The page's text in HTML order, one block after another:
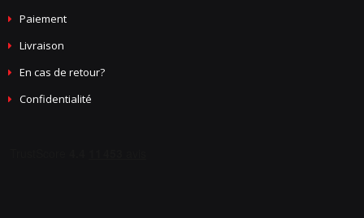
Paiement
Livraison
En cas de retour?
Confidentialité